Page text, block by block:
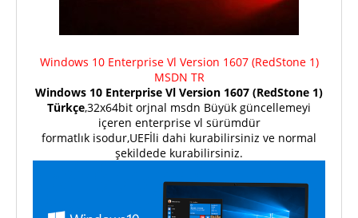
Windows 10 Enterprise Vl Version 1607 (RedStone 1)
MSDN TR
Windows 10 Enterprise Vl Version 1607 (RedStone 1)
Türkçe,32x64bit orjnal msdn Büyük güncellemeyi
içeren enterprise vl sürümdür
formatlık isodur,UEFİli dahi kurabilirsiniz ve normal
şekildede kurabilirsiniz.